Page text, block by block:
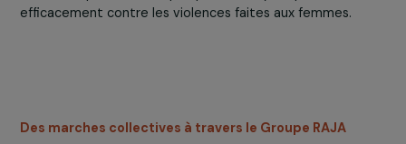
Collectif formé par les équipes de RAJA, de la Fondation RAJA-Danièle
l’association Droits d’Urgence, ont pris part à la